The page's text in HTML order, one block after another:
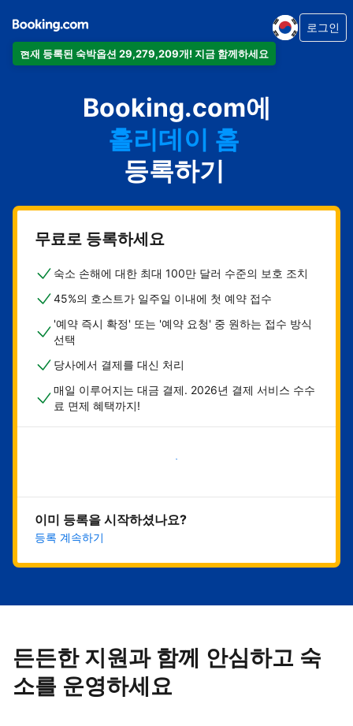
현재 등록된 숙박옵션 29,279,209개! 지금 함께하세요
로그인
Booking.com에
아파트
호텔
홀리데이 홈
게스트하우스
비앤비
등록하기
무료로 등록하세요
숙소 손해에 대한 최대 100만 달러 수준의 보호 조치
45%의 호스트가 일주일 이내에 첫 예약 접수
'예약 즉시 확정' 또는 '예약 요청' 중 원하는 접수 방식
선택
당사에서 결제를 대신 처리
매일 이루어지는 대금 결제. 2026년 결제 서비스 수수
료 면제 혜택까지!
지금 시작하기
이미 등록을 시작하셨나요?
등록 계속하기
든든한 지원과 함께 안심하고 숙
소를 운영하세요